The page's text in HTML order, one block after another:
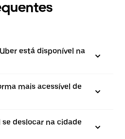
está disponível na
mais acessível de
se deslocar na cidade